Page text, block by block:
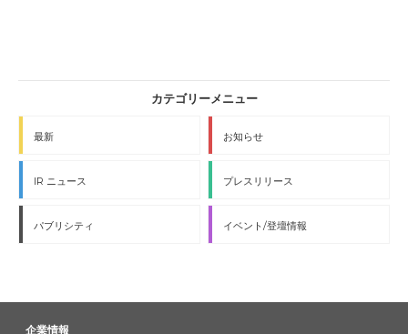
最新 お知らせ
IR ニュース プレスリリース
パブリシティ イベント/登壇情報
企業情報